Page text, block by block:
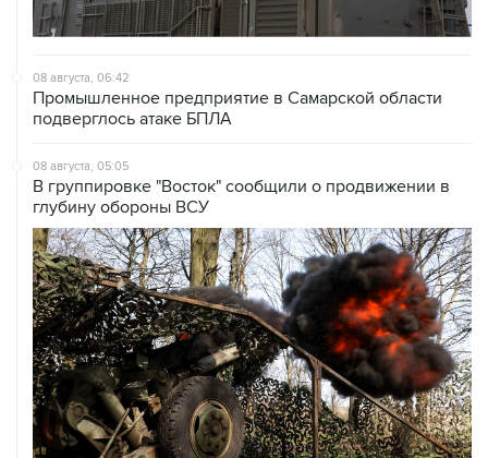
08 августа, 06:42
Промышленное предприятие в Самарской области
подверглось атаке БПЛА
08 августа, 05:05
В группировке "Восток" сообщили о продвижении в
глубину обороны ВСУ